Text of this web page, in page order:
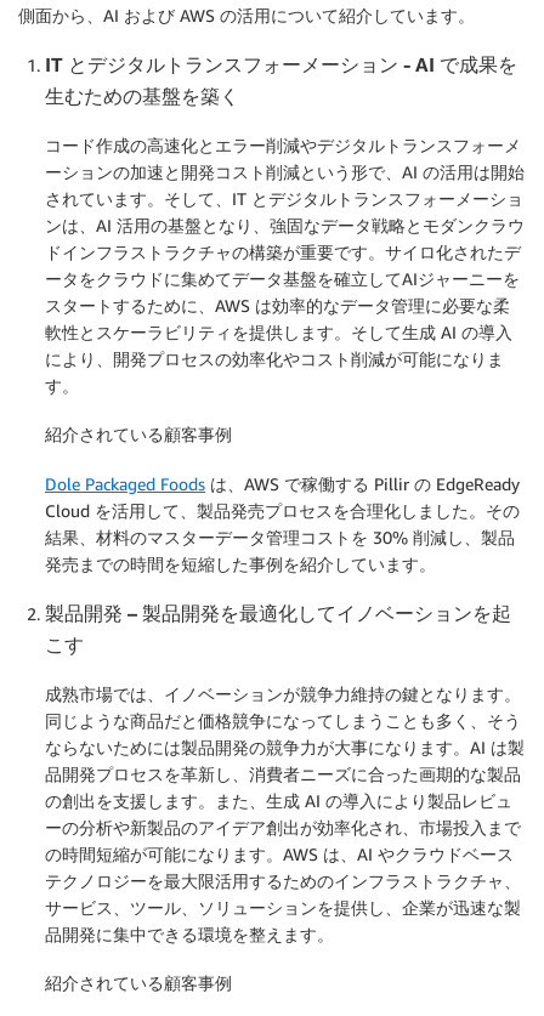
側面から、AI および AWS の活用について紹介しています。
IT とデジタルトランスフォーメーション ‐ AI で成果を
生むための基盤を築く
コード作成の高速化とエラー削減やデジタルトランスフォーメ
ーションの加速と開発コスト削減という形で、AI の活用は開始
されています。そして、IT とデジタルトランスフォーメーショ
ンは、AI 活用の基盤となり、強固なデータ戦略とモダンクラウ
ドインフラストラクチャの構築が重要です。サイロ化されたデ
ータをクラウドに集めてデータ基盤を確立してAIジャーニーを
スタートするために、AWS は効率的なデータ管理に必要な柔
軟性とスケーラビリティを提供します。そして生成 AI の導入
により、開発プロセスの効率化やコスト削減が可能になりま
す。
紹介されている顧客事例
Dole Packaged Foods は、AWS で稼働する Pillir の EdgeReady
Cloud を活用して、製品発売プロセスを合理化しました。その
結果、材料のマスターデータ管理コストを 30% 削減し、製品
発売までの時間を短縮した事例を紹介しています。
製品開発 – 製品開発を最適化してイノベーションを起
こす
成熟市場では、イノベーションが競争力維持の鍵となります。
同じような商品だと価格競争になってしまうことも多く、そう
ならないためには製品開発の競争力が大事になります。AI は製
品開発プロセスを革新し、消費者ニーズに合った画期的な製品
の創出を支援します。また、生成 AI の導入により製品レビュ
ーの分析や新製品のアイデア創出が効率化され、市場投入まで
の時間短縮が可能になります。AWS は、AI やクラウドベース
テクノロジーを最大限活用するためのインフラストラクチャ、
サービス、ツール、ソリューションを提供し、企業が迅速な製
品開発に集中できる環境を整えます。
紹介されている顧客事例